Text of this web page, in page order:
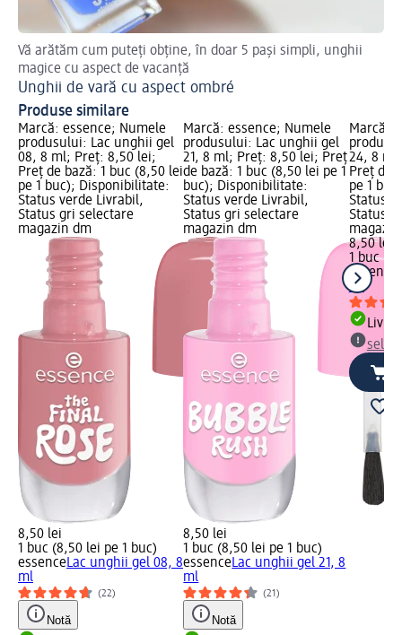
Vă arătăm cum puteți obține, în doar 5 pași simpli, unghii
magice cu aspect de vacanță
Unghii de vară cu aspect ombré
Produse similare
Marcă: essence; Numele
produsului: Lac unghii gel
08, 8 ml; Preț: 8,50 lei;
Preț de bază: 1 buc (8,50 lei
pe 1 buc); Disponibilitate:
Status verde Livrabil,
Status gri selectare
magazin dm
8,50 lei
1 buc (8,50 lei pe 1 buc)
essenceLac unghii gel 08, 8
ml
(22)
Notă
Marcă: essence; Numele
produsului: Lac unghii gel
21, 8 ml; Preț: 8,50 lei; Preț
de bază: 1 buc (8,50 lei pe 1
buc); Disponibilitate:
Status verde Livrabil,
Status gri selectare
magazin dm
8,50 lei
1 buc (8,50 lei pe 1 buc)
essenceLac unghii gel 21, 8
ml
(21)
Notă
Marcă:
24, 8
Preț de
pe 1
Status
Status
8,50 lei
1 buc
essence
ml